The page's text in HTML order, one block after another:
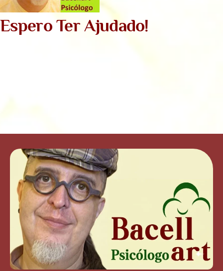
Espero Ter Ajudado!